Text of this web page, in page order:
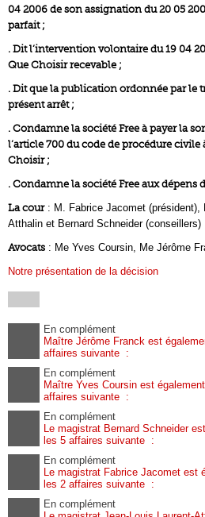
04 2006 de son assignation du 20 05
parfait ;
. Dit l’intervention volontaire du 19 04
Que Choisir recevable ;
. Dit que la publication ordonnée par le
présent arrêt ;
. Condamne la société Free à payer la
l’article 700 du code de procédure civile
Choisir ;
. Condamne la société Free aux dépens
La cour: M. Fabrice Jacomet (président),
Atthalin et Bernard Schneider (conseillers)
Avocats : Me Yves Coursin, Me Jérôme
Notre présentation de la décision
En complément
Maître Jérôme Franck est
affaires suivante :
En complément
Maître Yves Coursin est
affaires suivante :
En complément
Le magistrat Bernard Schneider
les 5 affaires suivante :
En complément
Le magistrat Fabrice Jacomet est
les 2 affaires suivante :
En complément